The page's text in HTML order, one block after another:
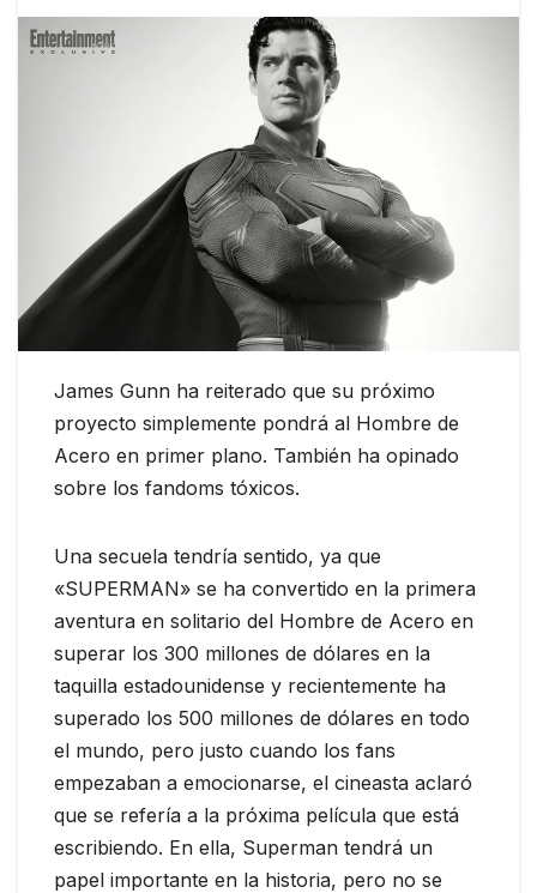
James Gunn ha reiterado que su próximo
proyecto simplemente pondrá al Hombre de
Acero en primer plano. También ha opinado
sobre los fandoms tóxicos.
Una secuela tendría sentido, ya que
«SUPERMAN» se ha convertido en la primera
aventura en solitario del Hombre de Acero en
superar los 300 millones de dólares en la
taquilla estadounidense y recientemente ha
superado los 500 millones de dólares en todo
el mundo, pero justo cuando los fans
empezaban a emocionarse, el cineasta aclaró
que se refería a la próxima película que está
escribiendo. En ella, Superman tendrá un
papel importante en la historia, pero no se